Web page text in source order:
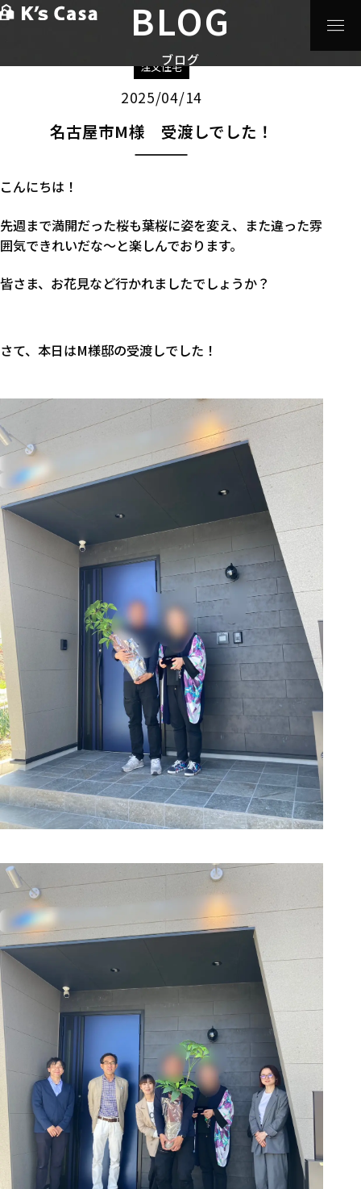
BLOG
ブログ
注文住宅>
名古屋市M様 受渡しでし
注文住宅
2025/04/14
名古屋市M様 受渡しでした！
こんにちは！
先週まで満開だった桜も葉桜に姿を変え、また違った雰
囲気できれいだな～と楽しんでおります。
皆さま、お花見など行かれましたでしょうか？
さて、本日はM様邸の受渡しでした！